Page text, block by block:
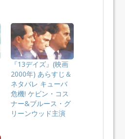
『13デイズ』(映画
2000年) あらすじ＆
ネタバレ キューバ
危機! ケビン・コス
ナー&ブルース・グ
リーンウッド主演